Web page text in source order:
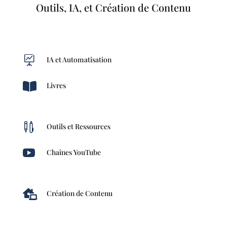
Outils, IA, et Création de Contenu
 IA et Automatisation
 Livres
 Outils et Ressources
 Chaînes YouTube
 Création de Contenu